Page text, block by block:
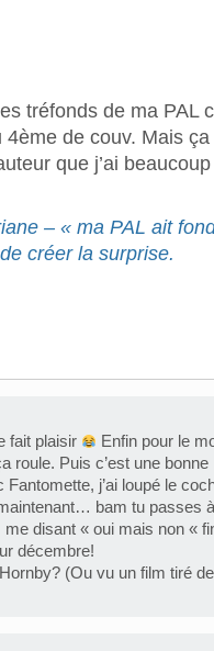
tréfonds de ma PAL
de couv. Mais
que j’ai
– « ma PAL ait
créer la surprise.
fait plaisir
Enfin pour le
roule. Puis c’est une
Fantomette, j’ai loupé le
bam tu passes
disant « oui mais non «
décembre!
(Ou vu un film tiré